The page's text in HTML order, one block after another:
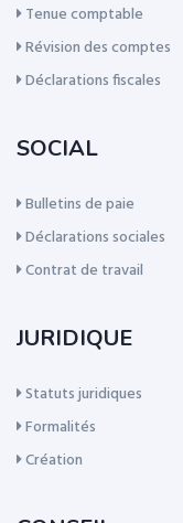
Tenue comptable
Révision des comptes
Déclarations fiscales
SOCIAL
Bulletins de paie
Déclarations sociales
Contrat de travail
JURIDIQUE
Statuts juridiques
Formalités
Création